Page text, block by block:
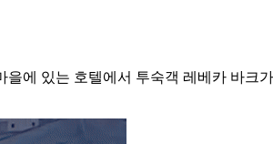
에 있는 호텔에서 투숙객 레베카 바크